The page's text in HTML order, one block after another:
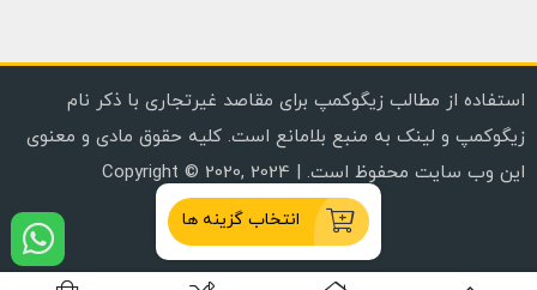
استفاده از مطالب زیگوکمپ برای مقاصد غیرتجاری با ذکر نام
زیگوکمپ و لینک به منبع بلامانع است. کلیه حقوق مادی و معنوی
این وب سایت محفوظ است. | Copyright © 2020, 2024
انتخاب گزینه ها